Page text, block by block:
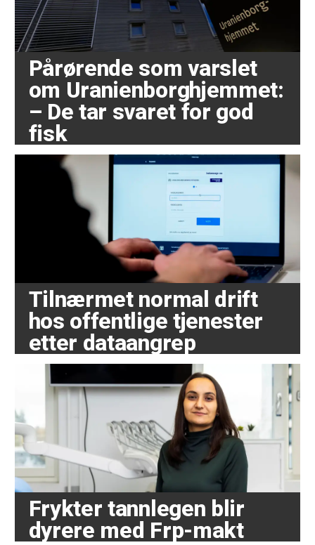
Pårørende som varslet
om Uranienborghjemmet:
– De tar svaret for god
fisk
Tilnærmet normal drift
hos offentlige tjenester
etter dataangrep
Frykter tannlegen blir
dyrere med Frp-makt